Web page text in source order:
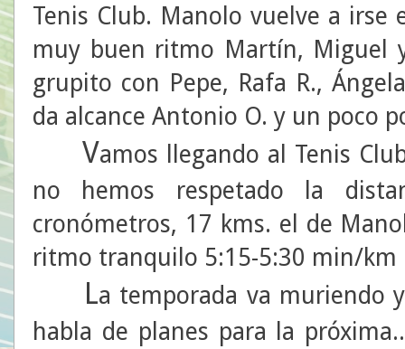
Tenis Club. Manolo vuelve a irse
muy buen ritmo Martín, Miguel
grupito con Pepe, Rafa R.,
da alcance Antonio O. y un poco
Vamos llegando al Tenis
no hemos respetado la
cronómetros, 17 kms. el de
ritmo tranquilo 5:15-5:30 min/km
La temporada va muriendo
habla de planes para la